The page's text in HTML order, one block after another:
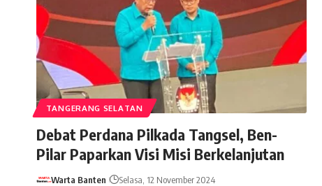
TANGERANG SELATAN
Debat Perdana Pilkada Tangsel, Ben-
Pilar Paparkan Visi Misi Berkelanjutan
Warta Banten Selasa, 12 November 2024